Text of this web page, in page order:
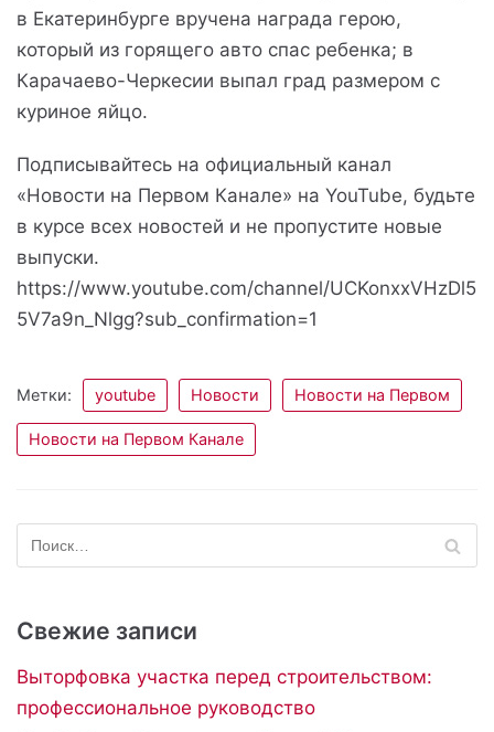
в Екатеринбурге вручена награда герою,
который из горящего авто спас ребенка; в
Карачаево-Черкесии выпал град размером с
куриное яйцо.
Подписывайтесь на официальный канал
«Новости на Первом Канале» на YouTube, будьте
в курсе всех новостей и не пропустите новые
выпуски.
https://www.youtube.com/channel/UCKonxxVHzDl5
5V7a9n_Nlgg?sub_confirmation=1
Метки: youtube Новости Новости на Первом
Новости на Первом Канале
Свежие записи
Выторфовка участка перед строительством:
профессиональное руководство